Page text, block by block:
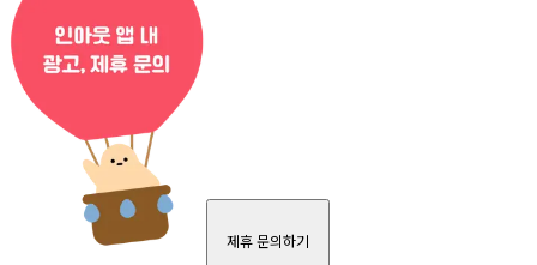
제휴 문의하기